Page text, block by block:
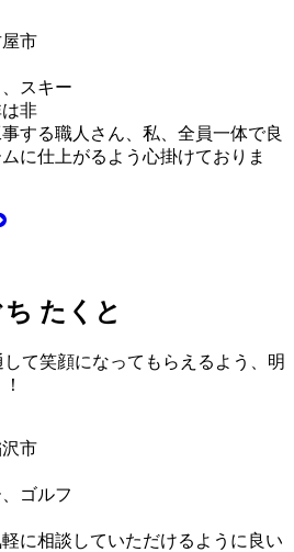
市
スキー
非
する職人さん、私、全員一体で良
に仕上がるよう心掛けておりま
たくと
て笑顔になってもらえるよう、明
市
ゴルフ
に相談していただけるように良い